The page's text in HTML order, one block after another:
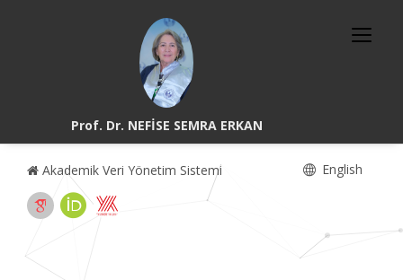
Prof. Dr. NEFİSE SEMRA ERKAN
Akademik Veri Yönetim Sistemi English